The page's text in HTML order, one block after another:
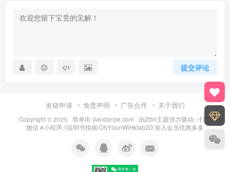
提交评论
友链申请 免责声明 广告合作 关于我们
Copyright © 2025 · 简单街-jiandanjie.com · 由Zibll主题强力驱动.--打开
微信 #小程序://说明书指南/O5Y0unWlHkfab2D 加入会员优惠多多